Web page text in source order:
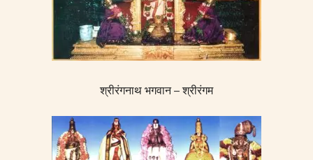
श्रीरंगनाथ भगवान – श्रीरंगम